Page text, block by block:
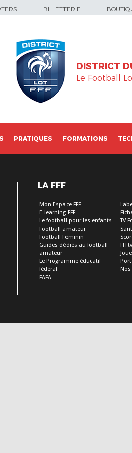
BILLETTERIE
DISTRICT
Le Football
PRATIQUES FORMATIONS
LA FFF
Mon Espace FFF
E-learning FFF
Le football pour les enfants
Football amateur
Football Féminin
Guides dédiés au football
amateur
Le Programme éducatif
fédéral
FAFA
TV
FFFtv